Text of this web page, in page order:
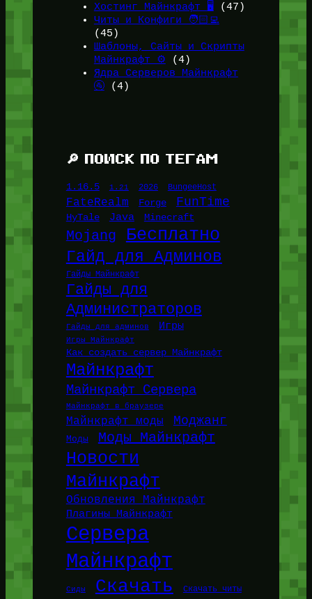
Хостинг Майнкрафт 🖥️ (47)
Читы и Конфиги 🧑🏻‍💻
(45)
Шаблоны, Сайты и Скрипты
Майнкрафт ⚙️ (4)
Ядра Серверов Майнкрафт
🚰(4)
🔎 ПОИСК ПО ТЕГАМ
1.16.5 1.21 2026 BungeeHost
FateRealm Forge FunTime
HyTale Java Minecraft
Mojang Бесплатно
Гайд для Админов
Гайды Майнкрафт
Гайды для
Администраторов
Гайды для админов Игры
Игры Майнкрафт
Как создать сервер Майнкрафт
Майнкрафт
Майнкрафт Сервера
Майнкрафт в браузере
Майнкрафт моды Моджанг
Моды Моды Майнкрафт
Новости
Майнкрафт
Обновления Майнкрафт
Плагины Майнкрафт
Сервера
Майнкрафт
Сиды Скачать Скачать читы